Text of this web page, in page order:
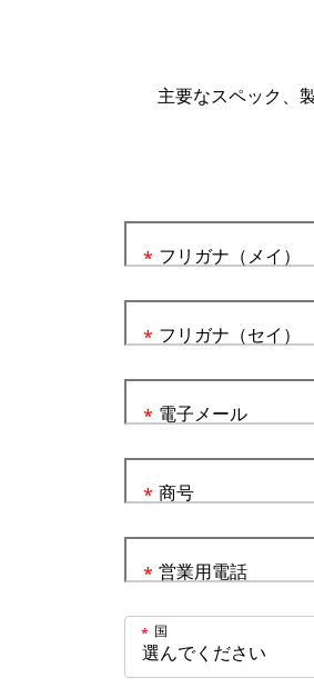
主要なスペック、
フリガナ（メイ）
*
フリガナ（セイ）
*
電子メール
*
商号
*
営業用電話
*
国
*